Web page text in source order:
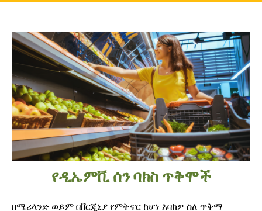
የዲኤምቪ ሰን ባክስ ጥቅሞች
በሜሪላንድ ወይም በቨርጂኒያ የምትኖር ከሆነ እባክዎ ስለ ጥቅማ